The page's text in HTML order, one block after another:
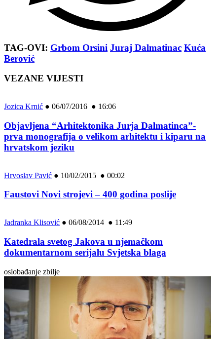
TAG-OVI: Grbom Orsini Juraj Dalmatinac Kuća
Berović
VEZANE VIJESTI
Jozica Krnić ● 06/07/2016 ● 16:06
Objavljena “Arhitektonika Jurja Dalmatinca”-
prva monografija o velikom arhitektu i kiparu na
hrvatskom jeziku
Hrvoslav Pavić ● 10/02/2015 ● 00:02
Faustovi Novi strojevi – 400 godina poslije
Jadranka Klisović ● 06/08/2014 ● 11:49
Katedrala svetog Jakova u njemačkom
dokumentarnom serijalu Svjetska blaga
oslobađanje zbilje